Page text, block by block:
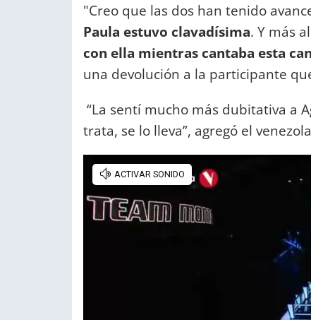
"Creo que las dos han tenido
Paula estuvo clavadísima. Y más
con ella mientras cantaba esta
una devolución a la participante
“La sentí mucho más dubitativa a
trata, se lo lleva”, agregó el